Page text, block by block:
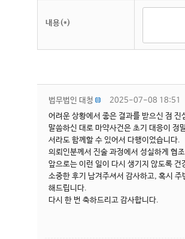
내용(*)
법무법인 대청
2025-07-08 18:51
어려운 상황에서 좋은 결과를 받으신 점 진
말씀하신 대로 마약사건은 초기 대응이 정
서라도 함께할 수 있어서 다행이었습니다.
의뢰인분께서 진술 과정에서 성실하게 협
앞으로는 이런 일이 다시 생기지 않도록
소중한 후기 남겨주셔서 감사하고, 혹시
해드립니다.
다시 한 번 축하드리고 감사합니다.